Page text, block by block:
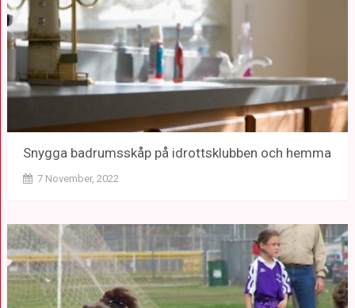
Snygga badrumsskåp på idrottsklubben och hemma
7 November, 2022